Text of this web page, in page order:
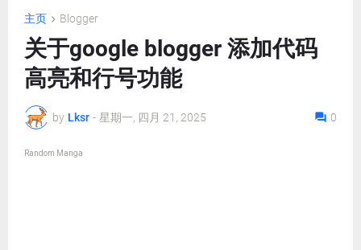
主页 Blogger
关于google blogger 添加代码
高亮和行号功能
by Lksr - 星期一, 四月 21, 2025 0
Random Manga